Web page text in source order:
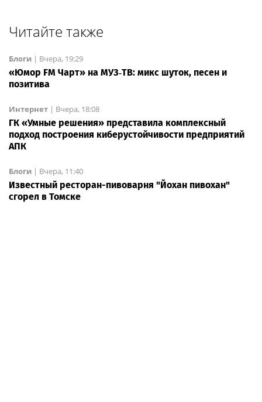
Читайте также
Блоги | Вчера, 19:29
«Юмор FM Чарт» на МУЗ‑ТВ: микс шуток, песен и
позитива
Интернет | Вчера, 18:08
ГК «Умные решения» представила комплексный
подход построения киберустойчивости предприятий
АПК
Блоги | Вчера, 11:40
Известный ресторан-пивоварня "Йохан пивохан"
сгорел в Томске